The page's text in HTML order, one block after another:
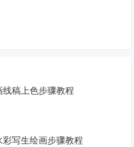
稿上色步骤教程
写生绘画步骤教程